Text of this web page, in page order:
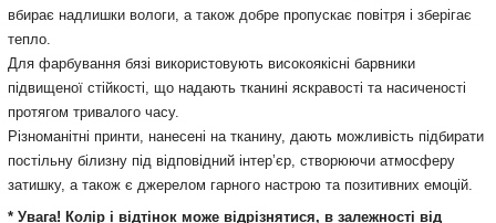
вбирає надлишки вологи, а також добре пропускає повітря і зберігає
тепло.
Для фарбування бязі використовують високоякісні барвники
підвищеної стійкості, що надають тканині яскравості та насиченості
протягом тривалого часу.
Різноманітні принти, нанесені на тканину, дають можливість підбирати
постільну білизну під відповідний інтер’єр, створюючи атмосферу
затишку, а також є джерелом гарного настрою та позитивних емоцій.
* Увага! Колір і відтінок може відрізнятися, в залежності від